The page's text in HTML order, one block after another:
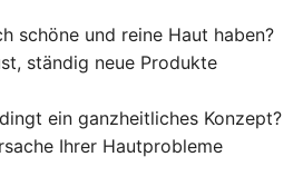
schöne und reine Haut haben?
ständig neue Produkte
ein ganzheitliches Konzept?
Ihrer Hautprobleme